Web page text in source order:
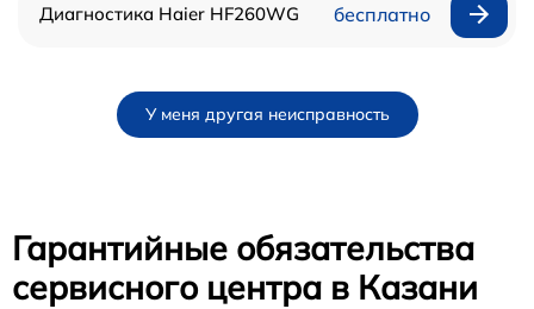
Диагностика Haier HF260WG бесплатно
У меня другая неисправность
Гарантийные обязательства
сервисного центра в Казани